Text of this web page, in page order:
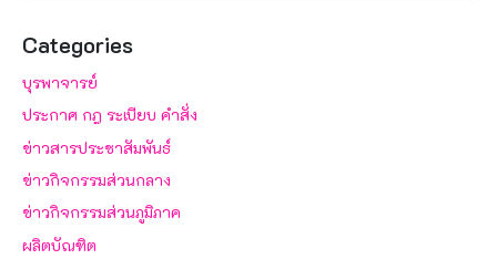
Categories
บุรพาจารย์
ประกาศ กฎ ระเบียบ คำสั่ง
ข่าวสารประชาสัมพันธ์
ข่าวกิจกรรมส่วนกลาง
ข่าวกิจกรรมส่วนภูมิภาค
ผลิตบัณฑิต